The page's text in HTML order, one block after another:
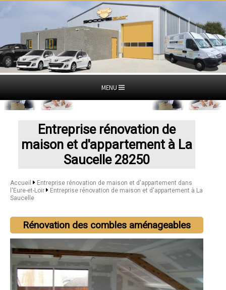
MENU
Entreprise rénovation de
maison et d'appartement à La
Saucelle 28250
Accueil
Entreprise rénovation de maison et d'appartement dans
l'Eure-et-Loir
Entreprise rénovation de maison et d'appartement à La
Saucelle
Rénovation des combles aménageables